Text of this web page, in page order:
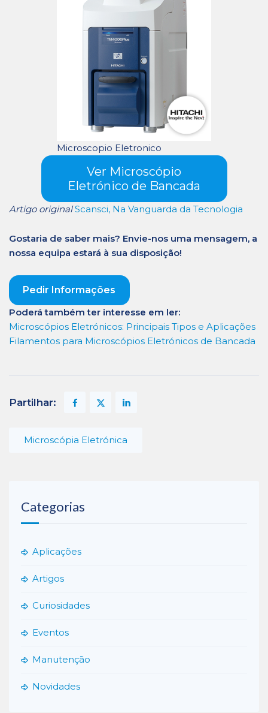
Microscopio Eletronico
Ver Microscópio
Eletrónico de Bancada
Artigo originalScansci, Na Vanguarda da Tecnologia
Gostaria de saber mais? Envie-nos uma mensagem, a
nossa equipa estará à sua disposição!
Pedir Informações
Poderá também ter interesse em ler:
Microscópios Eletrónicos: Principais Tipos e Aplicações
Filamentos para Microscópios Eletrónicos de Bancada
Partilhar:
Microscópia Eletrónica
Categorias
Aplicações
Artigos
Curiosidades
Eventos
Manutenção
Novidades